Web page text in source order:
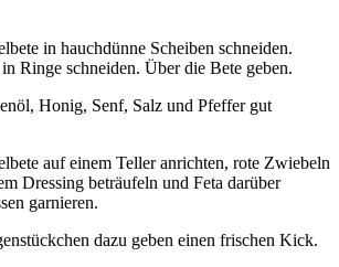
in hauchdünne Scheiben schneiden.
Ringe schneiden. Über die Bete geben.
Honig, Senf, Salz und Pfeffer gut
auf einem Teller anrichten, rote Zwiebeln
Dressing beträufeln und Feta darüber
garnieren.
dazu geben einen frischen Kick.